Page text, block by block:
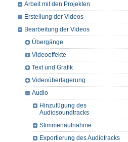
Arbeit mit den Projekten
Erstellung der Videos
Bearbeitung der Videos
Übergänge
Videoeffekte
Text und Grafik
Videoüberlagerung
Audio
Hinzufügung des
Audiosoundtracks
Stimmenaufnahme
Exportierung des Audiotracks